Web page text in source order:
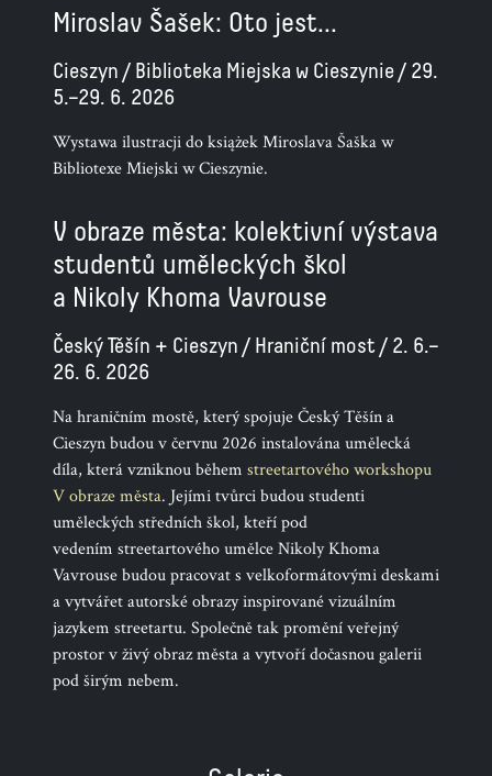
Miroslav Šašek: Oto jest...
Cieszyn / Biblioteka Miejska w Cieszynie / 29.
5.–29. 6. 2026
Wystawa ilustracji do książek Miroslava Šaška w
Bibliotexe Miejski w Cieszynie.
V obraze města: kolektivní výstava
studentů uměleckých škol
a Nikoly Khoma Vavrouse
Český Těšín + Cieszyn / Hraniční most / 2. 6.–
26. 6. 2026
Na hraničním mostě, který spojuje Český Těšín a
Cieszyn budou v červnu 2026 instalována umělecká
díla, která vzniknou během streetartového workshopu
V obraze města. Jejími tvůrci budou studenti
uměleckých středních škol, kteří pod
vedením streetartového umělce Nikoly Khoma
Vavrouse budou pracovat s velkoformátovými deskami
a vytvářet autorské obrazy inspirované vizuálním
jazykem streetartu. Společně tak promění veřejný
prostor v živý obraz města a vytvoří dočasnou galerii
pod širým nebem.